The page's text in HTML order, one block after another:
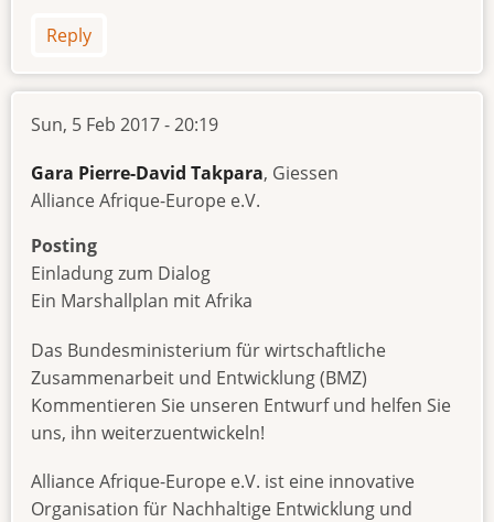
Reply
Sun, 5 Feb 2017 - 20:19
Gara Pierre-David Takpara, Giessen
Alliance Afrique-Europe e.V.
Posting
Einladung zum Dialog
Ein Marshallplan mit Afrika
Das Bundesministerium für wirtschaftliche
Zusammenarbeit und Entwicklung (BMZ)
Kommentieren Sie unseren Entwurf und helfen Sie
uns, ihn weiterzuentwickeln!
Alliance Afrique-Europe e.V. ist eine innovative
Organisation für Nachhaltige Entwicklung und